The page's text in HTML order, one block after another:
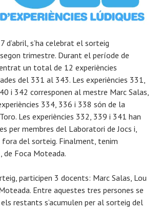
S
a
t
r
e
d’abril, s’ha celebrat el sorteig
trimestre. Durant el període de
un total de 12 experiències
del 331 al 343. Les experiències 331,
i 342 corresponen al mestre Marc Salas,
334, 336 i 338 són de la
Les experiències 332, 339 i 341 han
per membres del Laboratori de Jocs i,
del sorteig. Finalment, tenim
de Foca Moteada.
participen 3 docents: Marc Salas, Lou
Entre aquestes tres persones se
restants s’acumulen per al sorteig del